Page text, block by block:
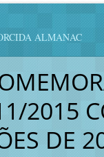
ALMANAC
2015
DE